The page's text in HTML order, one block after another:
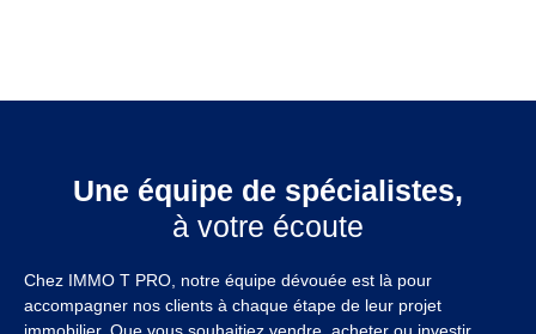
Une équipe de spécialistes,
à votre écoute
Chez IMMO T PRO, notre équipe dévouée est là pour
accompagner nos clients à chaque étape de leur projet